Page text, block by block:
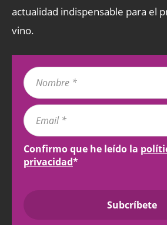
actualidad indispensable para el
vino.
Confirmo que he leído la
privacidad*